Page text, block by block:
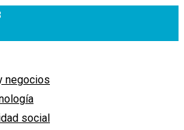
negocios
social